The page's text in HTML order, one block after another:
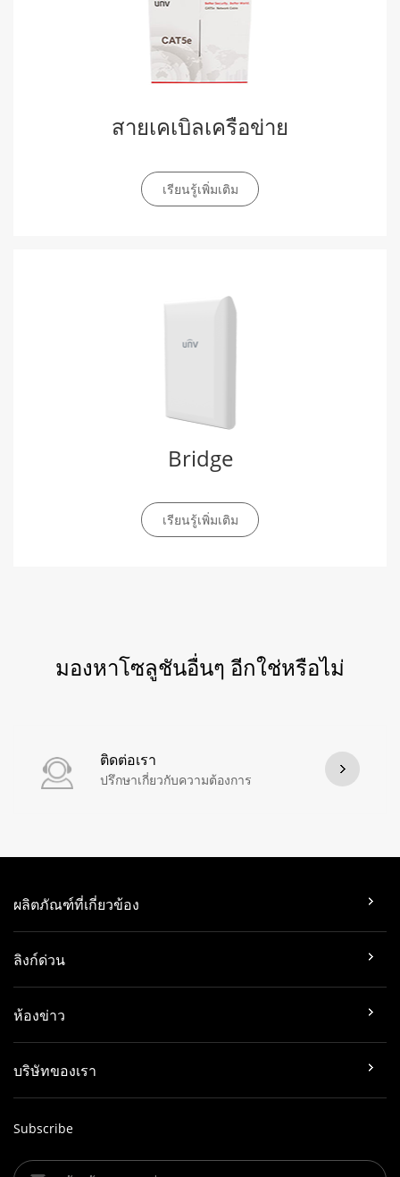
สายเคเบิลเครือข่าย
เรียนรู้เพิ่มเติม
Bridge
เรียนรู้เพิ่มเติม
มองหาโซลูชันอื่นๆ อีกใช่หรือไม่
ติดต่อเรา
ปรึกษาเกี่ยวกับความต้องการ
ผลิตภัณฑ์ที่เกี่ยวข้อง
ลิงก์ด่วน
ห้องข่าว
บริษัทของเรา
Subscribe